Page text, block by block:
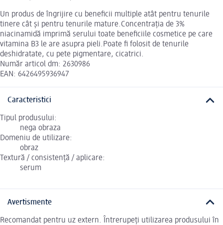
Un produs de îngrijire cu beneficii multiple atât pentru tenurile
tinere cât și pentru tenurile mature.Concentrația de 3%
niacinamidă imprimă serului toate beneficiile cosmetice pe care
vitamina B3 le are asupra pieli.Poate fi folosit de tenurile
deshidratate, cu pete pigmentare, cicatrici.
Număr articol dm: 2630986
EAN: 6426495936947
Caracteristici
Tipul produsului:
nega obraza
Domeniu de utilizare:
obraz
Textură / consistență / aplicare:
serum
Avertismente
Recomandat pentru uz extern. Întrerupeți utilizarea produsului în